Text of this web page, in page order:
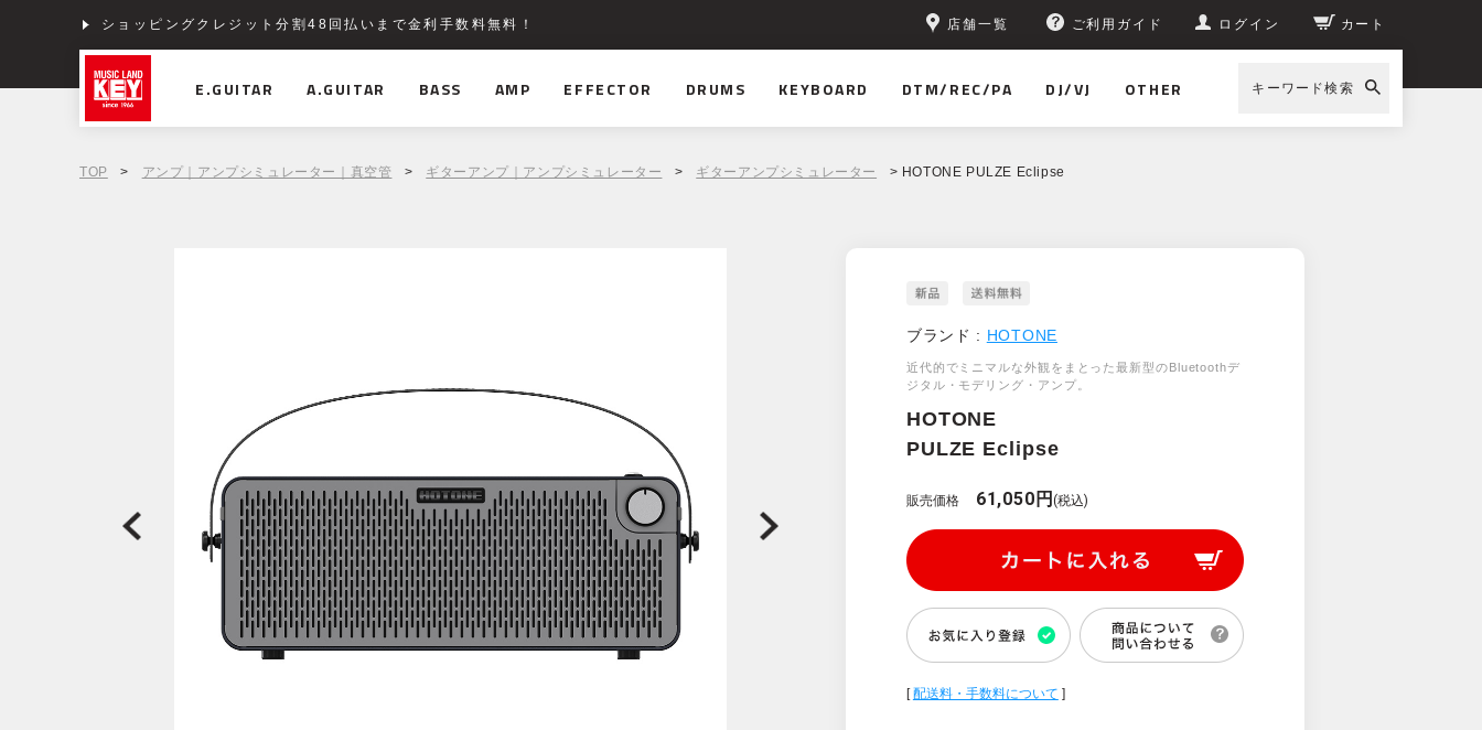
ショッピングクレジット分割48回払いまで金利手数料無料！ 店舗一覧 ご利用ガイド ログイン カート
E.GUITAR A.GUITAR BASS AMP EFFECTOR DRUMS KEYBOARD DTM/REC/PA DJ/VJ OTHER キーワード検索
TOP > アンプ｜アンプシミュレーター｜真空管 > ギターアンプ｜アンプシミュレーター > ギターアンプシミュレーター > HOTONE PULZE Eclipse
ブランド : HOTONE
近代的でミニマルな外観をまとった最新型のBluetoothデ
ジタル・モデリング・アンプ。
HOTONE
PULZE Eclipse
販売価格 61,050円(税込)
[配送料・手数料について ]